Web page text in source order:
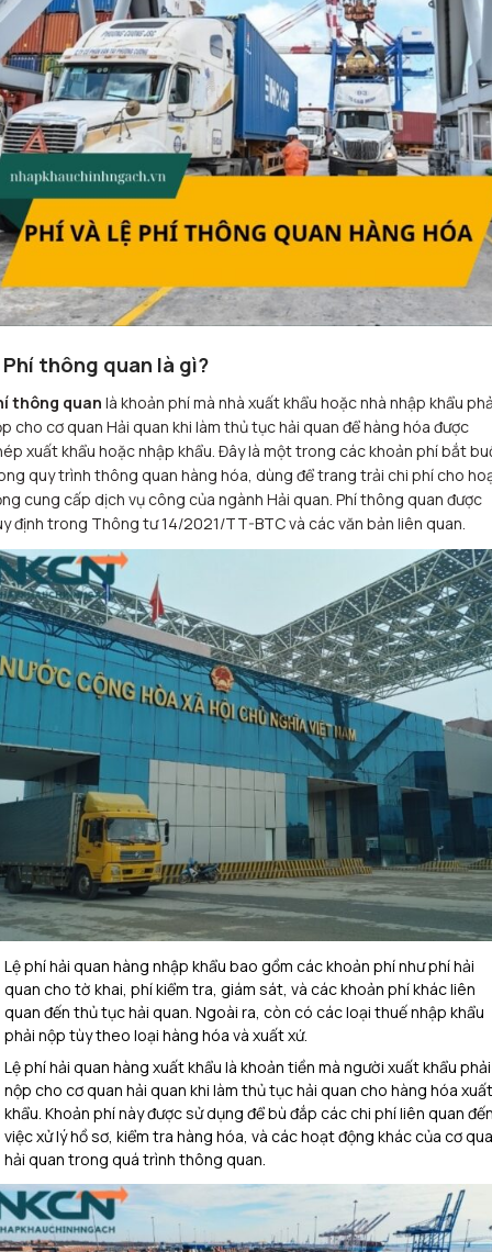
Phí thông quan là gì?
thông quan là khoản phí mà nhà xuất khẩu hoặc nhà nhập khẩu
cho cơ quan Hải quan khi làm thủ tục hải quan để hàng hóa được
xuất khẩu hoặc nhập khẩu. Đây là một trong các khoản phí bắt
quy trình thông quan hàng hóa, dùng để trang trải chi phí cho
cung cấp dịch vụ công của ngành Hải quan. Phí thông quan được
định trong Thông tư 14/2021/TT-BTC và các văn bản liên quan.
Lệ phí hải quan hàng nhập khẩu bao gồm các khoản phí như phí hải
quan cho tờ khai, phí kiểm tra, giám sát, và các khoản phí khác liên
quan đến thủ tục hải quan. Ngoài ra, còn có các loại thuế nhập khẩu
phải nộp tùy theo loại hàng hóa và xuất xứ.
Lệ phí hải quan hàng xuất khẩu là khoản tiền mà người xuất khẩu phải
nộp cho cơ quan hải quan khi làm thủ tục hải quan cho hàng hóa xuất
khẩu. Khoản phí này được sử dụng để bù đắp các chi phí liên quan
việc xử lý hồ sơ, kiểm tra hàng hóa, và các hoạt động khác của cơ
hải quan trong quá trình thông quan.